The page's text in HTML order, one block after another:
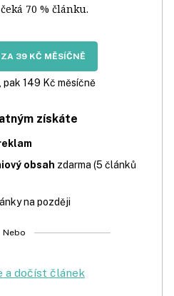
70 % článku.
39 KČ MĚSÍČNĚ
pak 149 Kč měsíčně
získáte
obsah zdarma (5 článků
na později
Nebo
a dočíst článek